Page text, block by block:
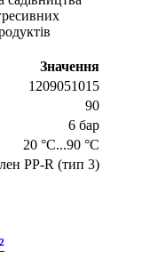
Значення
1209051015
90
6 бар
20 °C...90 °C
PP-R (тип 3)